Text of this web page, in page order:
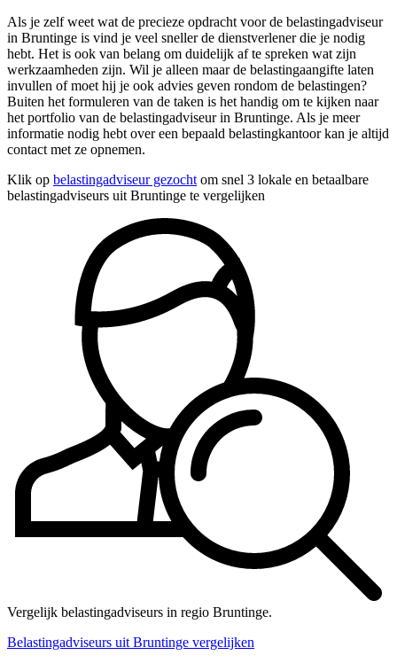
Als je zelf weet wat de precieze opdracht voor de belastingadviseur
in Bruntinge is vind je veel sneller de dienstverlener die je nodig
hebt. Het is ook van belang om duidelijk af te spreken wat zijn
werkzaamheden zijn. Wil je alleen maar de belastingaangifte laten
invullen of moet hij je ook advies geven rondom de belastingen?
Buiten het formuleren van de taken is het handig om te kijken naar
het portfolio van de belastingadviseur in Bruntinge. Als je meer
informatie nodig hebt over een bepaald belastingkantoor kan je altijd
contact met ze opnemen.
Klik op belastingadviseur gezocht om snel 3 lokale en betaalbare
belastingadviseurs uit Bruntinge te vergelijken
Vergelijk belastingadviseurs in regio Bruntinge.
Belastingadviseurs uit Bruntinge vergelijken